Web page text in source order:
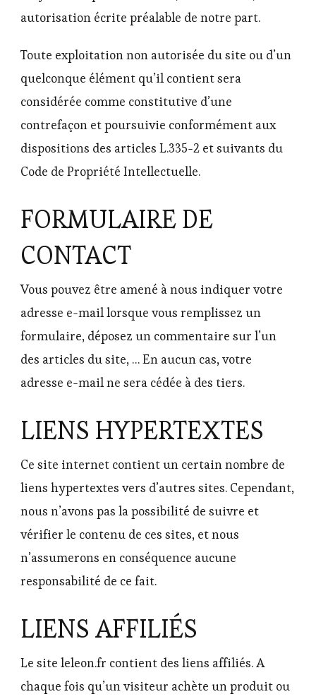
autorisation écrite préalable de notre part.
Toute exploitation non autorisée du site ou d’un
quelconque élément qu’il contient sera
considérée comme constitutive d’une
contrefaçon et poursuivie conformément aux
dispositions des articles L.335-2 et suivants du
Code de Propriété Intellectuelle.
FORMULAIRE DE
CONTACT
Vous pouvez être amené à nous indiquer votre
adresse e-mail lorsque vous remplissez un
formulaire, déposez un commentaire sur l’un
des articles du site, … En aucun cas, votre
adresse e-mail ne sera cédée à des tiers.
LIENS HYPERTEXTES
Ce site internet contient un certain nombre de
liens hypertextes vers d’autres sites. Cependant,
nous n’avons pas la possibilité de suivre et
vérifier le contenu de ces sites, et nous
n’assumerons en conséquence aucune
responsabilité de ce fait.
LIENS AFFILIÉS
Le site leleon.fr contient des liens affiliés. A
chaque fois qu’un visiteur achète un produit ou